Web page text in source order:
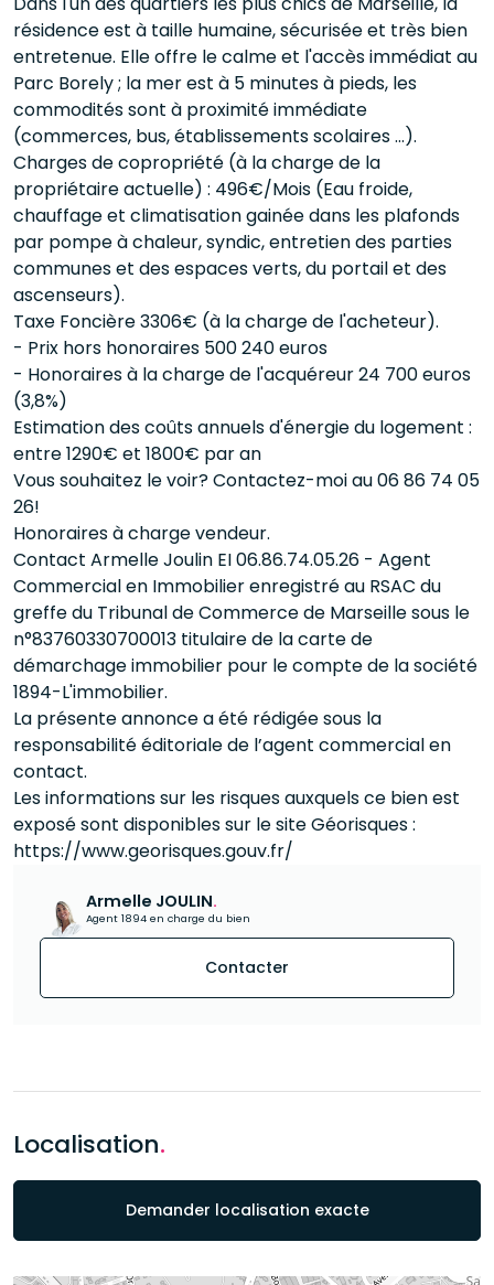
résidence est à taille humaine, sécurisée et très bien
entretenue. Elle offre le calme et l'accès immédiat au
Parc Borely ; la mer est à 5 minutes à pieds, les
commodités sont à proximité immédiate
(commerces, bus, établissements scolaires ...).
Charges de copropriété (à la charge de la
propriétaire actuelle) : 496€/Mois (Eau froide,
chauffage et climatisation gainée dans les plafonds
par pompe à chaleur, syndic, entretien des parties
communes et des espaces verts, du portail et des
ascenseurs).
Taxe Foncière 3306€ (à la charge de l'acheteur).
- Prix hors honoraires 500 240 euros
- Honoraires à la charge de l'acquéreur 24 700 euros
(3,8%)
Estimation des coûts annuels d'énergie du logement :
entre 1290€ et 1800€ par an
Vous souhaitez le voir? Contactez-moi au 06 86 74 05
26!
Honoraires à charge vendeur.
Contact Armelle Joulin EI 06.86.74.05.26 - Agent
Commercial en Immobilier enregistré au RSAC du
greffe du Tribunal de Commerce de Marseille sous le
n°83760330700013 titulaire de la carte de
démarchage immobilier pour le compte de la société
1894-L'immobilier.
La présente annonce a été rédigée sous la
responsabilité éditoriale de l’agent commercial en
contact.
Les informations sur les risques auxquels ce bien est
exposé sont disponibles sur le site Géorisques :
https://www.georisques.gouv.fr/
Armelle JOULIN.
Agent 1894 en charge du bien
Contacter
Localisation.
Demander localisation exacte